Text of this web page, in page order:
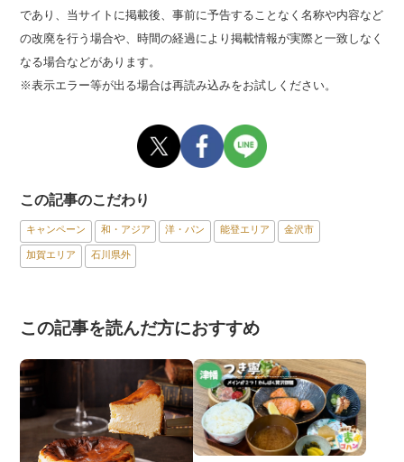
であり、当サイトに掲載後、事前に予告することなく名称や内容など
の改廃を行う場合や、時間の経過により掲載情報が実際と一致しなく
なる場合などがあります。
※表示エラー等が出る場合は再読み込みをお試しください。
この記事のこだわり
キャンペーン 和・アジア 洋・パン 能登エリア 金沢市
加賀エリア 石川県外
この記事を読んだ方におすすめ